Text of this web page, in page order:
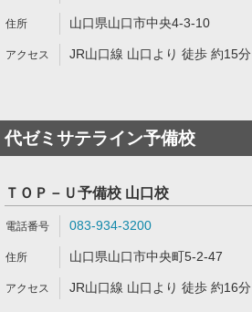
山口県山口市中央4-3-10
JR山口線 山口より 徒歩 約15分
代ゼミサテライン予備校
ＴＯＰ－Ｕ予備校 山口校
083-934-3200
山口県山口市中央町5-2-47
JR山口線 山口より 徒歩 約16分